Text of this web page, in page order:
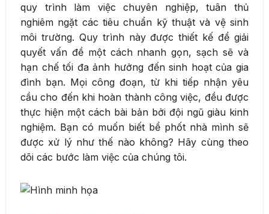
quy trình làm việc chuyên nghiệp, tuân thủ
nghiêm ngặt các tiêu chuẩn kỹ thuật và vệ sinh
môi trường. Quy trình này được thiết kế để giải
quyết vấn đề một cách nhanh gọn, sạch sẽ và
hạn chế tối đa ảnh hưởng đến sinh hoạt của gia
đình bạn. Mọi công đoạn, từ khi tiếp nhận yêu
cầu cho đến khi hoàn thành công việc, đều được
thực hiện một cách bài bản bởi đội ngũ giàu kinh
nghiệm. Bạn có muốn biết bể phốt nhà mình sẽ
được xử lý như thế nào không? Hãy cùng theo
dõi các bước làm việc của chúng tôi.